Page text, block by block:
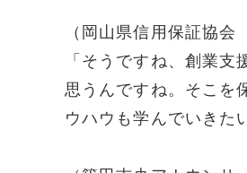
（岡山県信用保証協
「そうですね、創業
思うんですね。そこを
ウハウも学んでいきた